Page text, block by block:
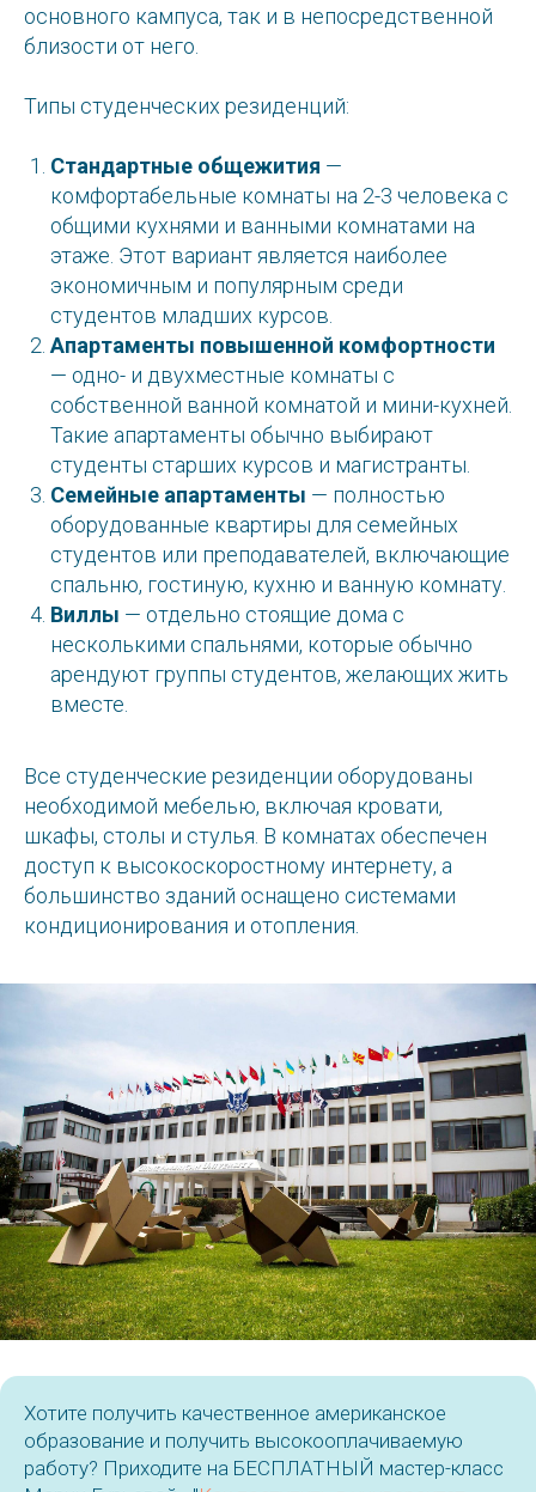
основного кампуса, так и в непосредственной
близости от него.
Типы студенческих резиденций:
Стандартные общежития —
комфортабельные комнаты на 2-3 человека с
общими кухнями и ванными комнатами на
этаже. Этот вариант является наиболее
экономичным и популярным среди
студентов младших курсов.
Апартаменты повышенной комфортности
— одно- и двухместные комнаты с
собственной ванной комнатой и мини-кухней.
Такие апартаменты обычно выбирают
студенты старших курсов и магистранты.
Семейные апартаменты — полностью
оборудованные квартиры для семейных
студентов или преподавателей, включающие
спальню, гостиную, кухню и ванную комнату.
Виллы — отдельно стоящие дома с
несколькими спальнями, которые обычно
арендуют группы студентов, желающих жить
вместе.
Все студенческие резиденции оборудованы
необходимой мебелью, включая кровати,
шкафы, столы и стулья. В комнатах обеспечен
доступ к высокоскоростному интернету, а
большинство зданий оснащено системами
кондиционирования и отопления.
Хотите получить качественное американское
образование и получить высокооплачиваемую
работу? Приходите на БЕСПЛАТНЫЙ мастер-класс